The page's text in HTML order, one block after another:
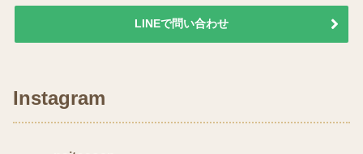
LINEで問い合わせ
Instagram